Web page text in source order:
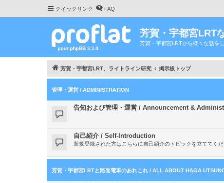
クイックリンク FAQ
芳賀・宇都宮LRT
芳賀・宇都宮LRTから様々な話を
芳賀・宇都宮LRT、ライトライン研究 掲示板トップ
管理・運営 / ADMINISTRATION
告知および管理・運営 / Announcement &
自己紹介 / Self-Introduction
新規登録された方はこちらに自己紹介のトピックを立ててくだ
芳賀・宇都宮LRTと路面電車のあれこれ / ALL ABOUT HAGA